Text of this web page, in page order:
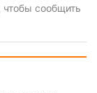
чтобы сообщить